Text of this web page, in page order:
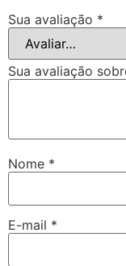
Sua avaliação *
Sua avaliação
Nome *
E-mail *